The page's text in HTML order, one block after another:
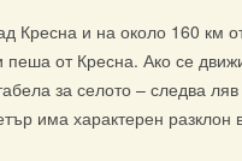
Кресна и на около 160 км
пеша от Кресна. Ако се
за селото – следва
има характерен разклон